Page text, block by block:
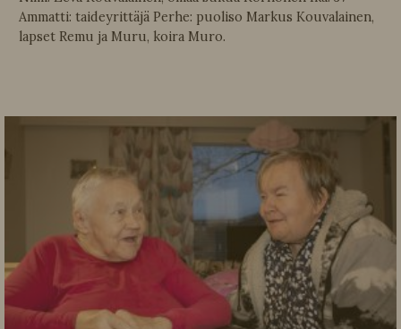
Ammatti: taideyrittäjä Perhe: puoliso Markus Kouvalainen,
lapset Remu ja Muru, koira Muro.